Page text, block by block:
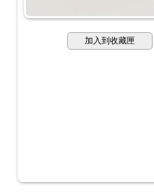
加入到收藏匣